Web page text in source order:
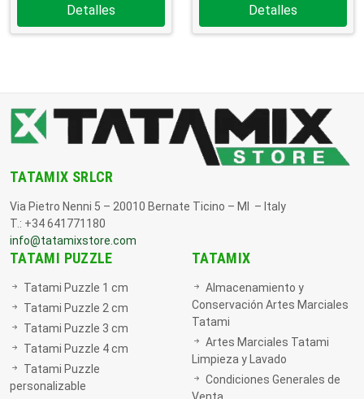
Detalles Detalles
TATAMIX SRLCR
Via Pietro Nenni 5 – 20010 Bernate Ticino – MI – Italy
T.: +34 641771180
info@tatamixstore.com
TATAMI PUZZLE
Tatami Puzzle 1 cm
Tatami Puzzle 2 cm
Tatami Puzzle 3 cm
Tatami Puzzle 4 cm
Tatami Puzzle
personalizable
TATAMIX
Almacenamiento y
Conservación Artes Marciales
Tatami
Artes Marciales Tatami
Limpieza y Lavado
Condiciones Generales de